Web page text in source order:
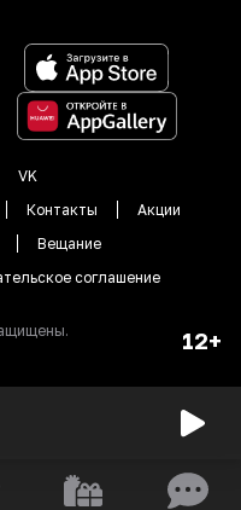
VK
Контакты
Акции
Вещание
соглашение
12+